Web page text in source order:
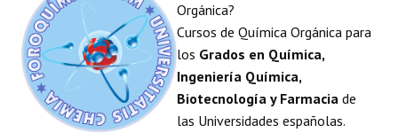
QUÍMICA ORGÁNICA
ORGÁNICA AVANZADA
HETEROCICLOS
Orgánica?
Cursos de Química Orgánica para
los Grados en Química,
Ingeniería Química,
Biotecnología y Farmacia de
las Universidades españolas.